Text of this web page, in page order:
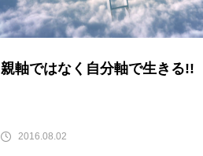
親軸ではなく自分軸で生きる!!
2016.08.02